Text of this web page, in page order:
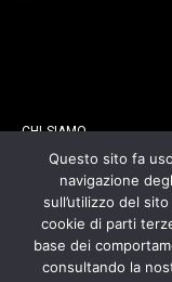
CHI SIAMO
CONTATTI
COOKIES POLICY
Questo sito fa
navigazione
sull’utilizzo del
cookie di parti
base dei
consultando la